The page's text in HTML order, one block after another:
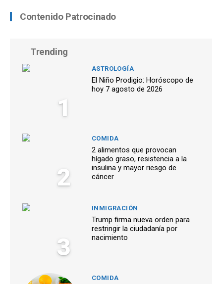
Contenido Patrocinado
Trending
1
ASTROLOGÍA
El Niño Prodigio: Horóscopo de
hoy 7 agosto de 2026
2
COMIDA
2 alimentos que provocan
hígado graso, resistencia a la
insulina y mayor riesgo de
cáncer
3
INMIGRACIÓN
Trump firma nueva orden para
restringir la ciudadanía por
nacimiento
COMIDA